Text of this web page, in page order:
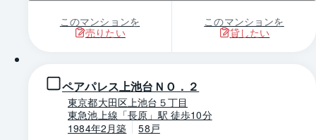
このマンションを
売りたい
このマンションを
貸したい
ペアパレス上池台ＮＯ．２
東京都大田区上池台５丁目
東急池上線「長原」駅 徒歩10分
1984年2月築
58戸